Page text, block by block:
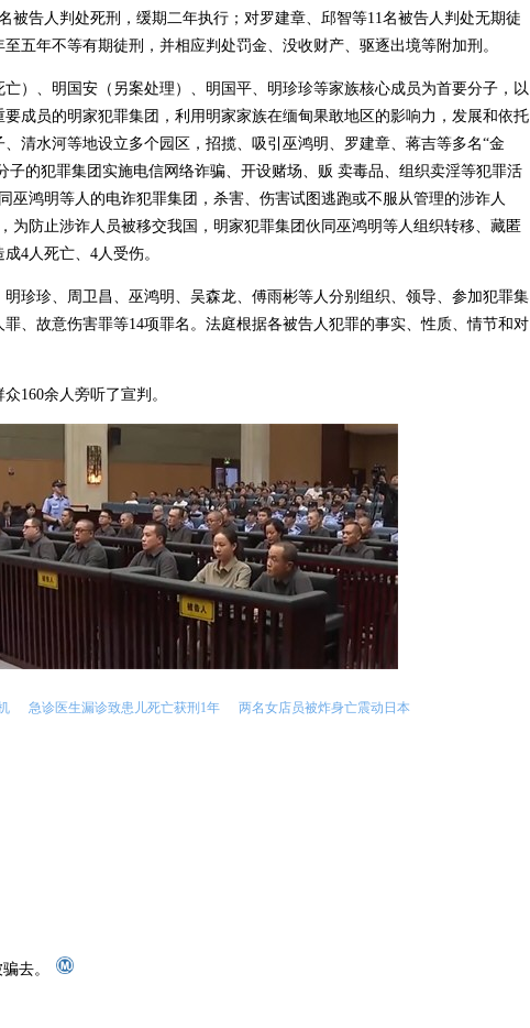
被告人判处死刑，缓期二年执行；对罗建章、邱智等11名被告人判处无期徒
五年不等有期徒刑，并相应判处罚金、没收财产、驱逐出境等附加刑。
）、明国安（另案处理）、明国平、明珍珍等家族核心成员为首要分子，以
成员的明家犯罪集团，利用明家家族在缅甸果敢地区的影响力，发展和依托
清水河等地设立多个园区，招揽、吸引巫鸿明、罗建章、蒋吉等多名“金
子的犯罪集团实施电信网络诈骗、开设赌场、贩 卖毒品、组织卖淫等犯罪活
巫鸿明等人的电诈犯罪集团，杀害、伤害试图逃跑或不服从管理的涉诈人
为防止涉诈人员被移交我国，明家犯罪集团伙同巫鸿明等人组织转移、藏匿
4人死亡、4人受伤。
珍珍、周卫昌、巫鸿明、吴森龙、傅雨彬等人分别组织、领导、参加犯罪集
、故意伤害罪等14项罪名。法庭根据各被告人犯罪的事实、性质、情节和对
160余人旁听了宣判。
急诊医生漏诊致患儿死亡获刑1年 两名女店员被炸身亡震动日本
去。